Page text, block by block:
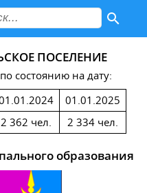
ПОСЕЛЕНИЕ
состоянию на дату:
2 362 чел.
01.01.2025
2 334 чел.
образования